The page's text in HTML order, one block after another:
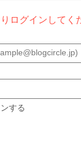
ログインしてく
する